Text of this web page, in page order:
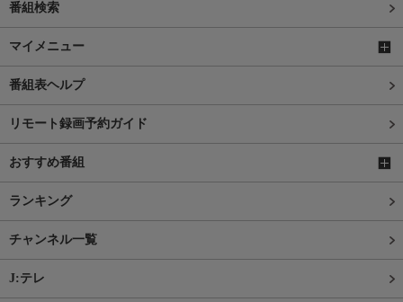
番組検索
マイメニュー
番組表ヘルプ
リモート録画予約ガイド
おすすめ番組
ランキング
チャンネル一覧
J:テレ